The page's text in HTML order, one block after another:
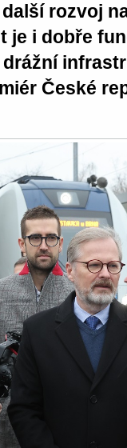
rozvoj
je i dobře
České